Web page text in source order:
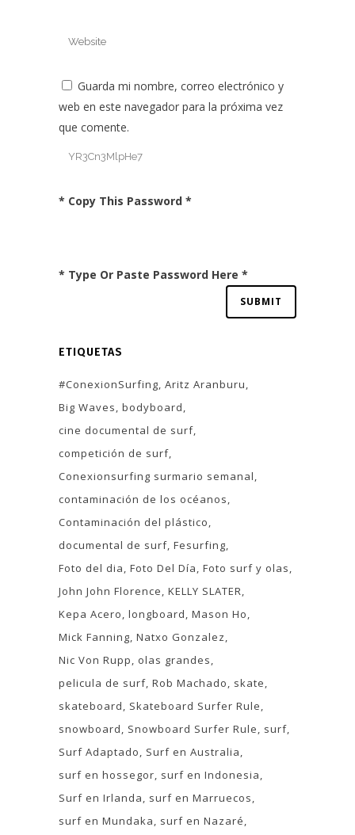
Guarda mi nombre, correo electrónico y
web en este navegador para la próxima vez
que comente.
* Copy This Password *
* Type Or Paste Password Here *
ETIQUETAS
#ConexionSurfing Aritz Aranburu
Big Waves bodyboard
cine documental de surf
competición de surf
Conexionsurfing surmario semanal
contaminación de los océanos
Contaminación del plástico
documental de surf Fesurfing
Foto del dia Foto Del Día Foto surf y olas
John John Florence KELLY SLATER
Kepa Acero longboard Mason Ho
Mick Fanning Natxo Gonzalez
Nic Von Rupp
olas grandes
pelicula de surf Rob Machado
skate
skateboard
Skateboard Surfer Rule
snowboard
Snowboard Surfer Rule
surf
Surf Adaptado
Surf en Australia
surf en hossegor surf en Indonesia
Surf en Irlanda
surf en Marruecos
surf en Mundaka
surf en Nazaré